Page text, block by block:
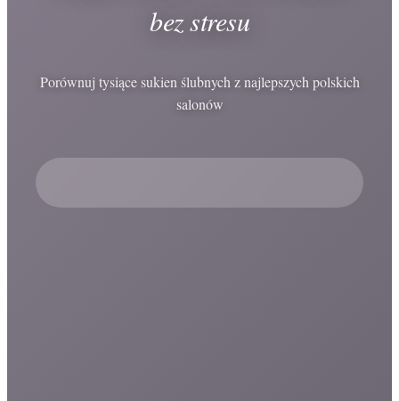
bez stresu
Porównuj tysiące sukien ślubnych z najlepszych polskich
salonów